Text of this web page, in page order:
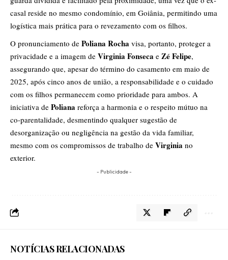
casal reside no mesmo condomínio, em Goiânia, permitindo uma
logística mais prática para o revezamento com os filhos.
O pronunciamento de Poliana Rocha visa, portanto, proteger a
privacidade e a imagem de Virginia Fonseca e Zé Felipe,
assegurando que, apesar do término do casamento em maio de
2025, após cinco anos de união, a responsabilidade e o cuidado
com os filhos permanecem como prioridade para ambos. A
iniciativa de Poliana reforça a harmonia e o respeito mútuo na
co-parentalidade, desmentindo qualquer sugestão de
desorganização ou negligência na gestão da vida familiar,
mesmo com os compromissos de trabalho de Virginia no
exterior.
- Publicidade -
NOTÍCIAS RELACIONADAS